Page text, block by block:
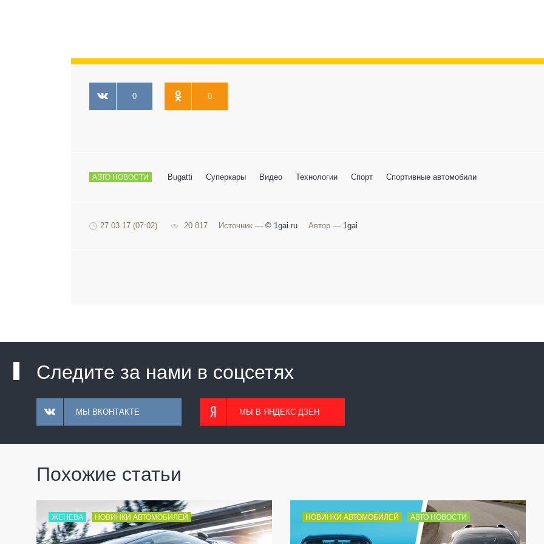
0 0
АВТО НОВОСТИ Bugatti Суперкары Видео Технологии Спорт Спортивные автомобили
27.03.17 (07:02) 20 817 Источник — © 1gai.ru Автор — 1gai
Следите за нами в соцсетях
МЫ ВКОНТАКТЕ МЫ В ЯНДЕКС ДЗЕН
Похожие статьи
ЖЕНЕВА НОВИНКИ АВТОМОБИЛЕЙ НОВИНКИ АВТОМОБИЛЕЙ АВТО НОВОСТИ